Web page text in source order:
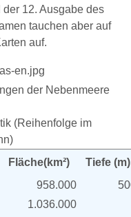
der 12. Ausgabe des
tauchen aber auf
auf.
der Nebenmeere
(Reihenfolge im
Fläche(km²)
Tiefe (m)
958.000
1.036.000